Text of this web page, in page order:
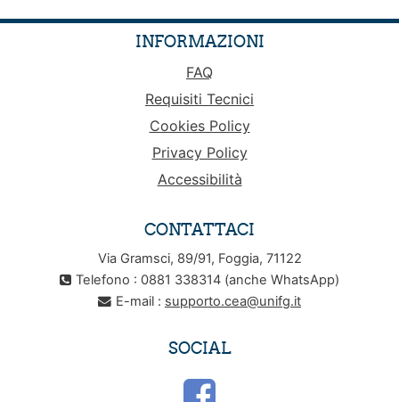
INFORMAZIONI
FAQ
Requisiti Tecnici
Cookies Policy
Privacy Policy
Accessibilità
CONTATTACI
Via Gramsci, 89/91, Foggia, 71122
Telefono : 0881 338314 (anche WhatsApp)
E-mail : supporto.cea@unifg.it
SOCIAL